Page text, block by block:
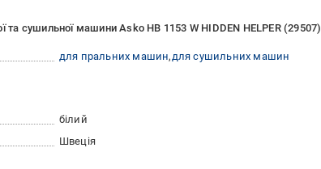
та сушильної машини Asko HB 1153 W HIDDEN HELPER (29507)
для пральних машин для сушильних машин
білий
Швеція